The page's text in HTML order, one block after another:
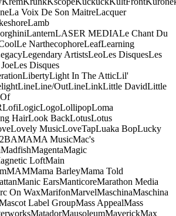
La Voix De Son MaitreLacquer
Lamb
LanternLASER MEDIALe Chant Du
Le NarthecophoreLeafLearning
Legendary ArtistsLeoLes DisquesLes
Les Disques
LibertyLight In The AtticLil'
LineLine/OutLineLinkLittle DavidLittle
LofiLogicLogoLollipopLoma
HairLook BackLotusLotus
Lovely MusicLoveTapLuaka BopLucky
MAMA MusicMac's
MadfishMagentaMagic
LoftMain
MAMMama BarleyMama Told
Manic EarsManticoreMarathon Media
On WaxMarifonMarvelMaschinaMaschina
Label GroupMass AppealMass
MatadorMausoleumMaverickMax